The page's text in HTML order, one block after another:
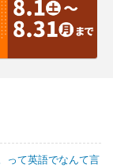
って英語でなんて言